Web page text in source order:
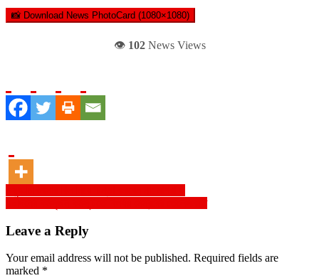
📸 Download News PhotoCard (1080×1080)
👁️ 102News Views
Post
navigation
Leave a Reply
Your email address will not be published. Required fields are
marked *